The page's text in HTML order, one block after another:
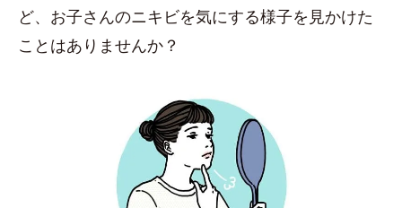
ど、お子さんのニキビを気にする様子を見かけた
ことはありませんか？